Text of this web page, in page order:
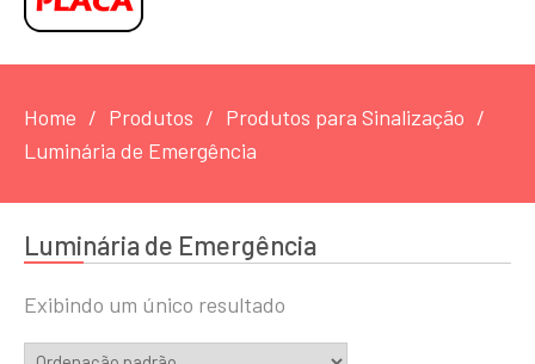
Home Produtos
Produtos para Sinalização
Luminária de Emergência
Luminária de Emergência
Exibindo um único resultado